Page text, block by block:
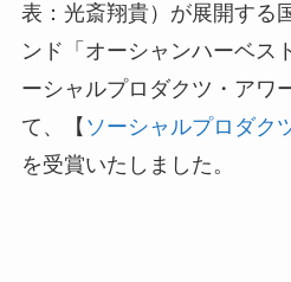
表：光斎翔貴）が展開する
ンド「オーシャンハーベス
ーシャルプロダクツ・アワ
て、【 ソーシャルプロダク
を受賞いたしました。